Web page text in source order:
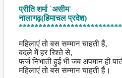
Share
प्रीति शर्मा `असीम`
नालागढ़(हिमाचल प्रदेश)
महिलाएं तो बस सम्मान चाहती हैं,
बदले में हर रिश्ते से,
फर्ज निभाती हुई भी जब अपमान ही
महिलाएं तो बस सम्मान चाहती हैं।